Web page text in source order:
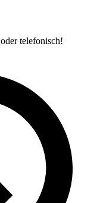
telefonisch!